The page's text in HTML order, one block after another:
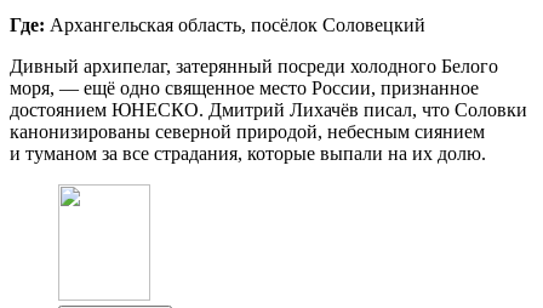
Где: Архангельская область, посёлок Соловецкий
Дивный архипелаг, затерянный посреди холодного Белого
моря, — ещё одно священное место России, признанное
достоянием ЮНЕСКО. Дмитрий Лихачёв писал, что Соловки
канонизированы северной природой, небесным сиянием
и туманом за все страдания, которые выпали на их долю.